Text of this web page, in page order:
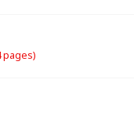
pages)